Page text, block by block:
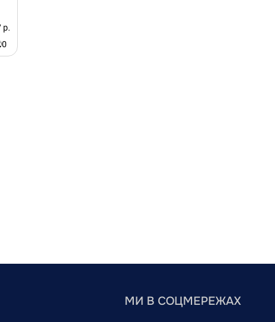
р.
0
МИ В СОЦМЕРЕЖАХ